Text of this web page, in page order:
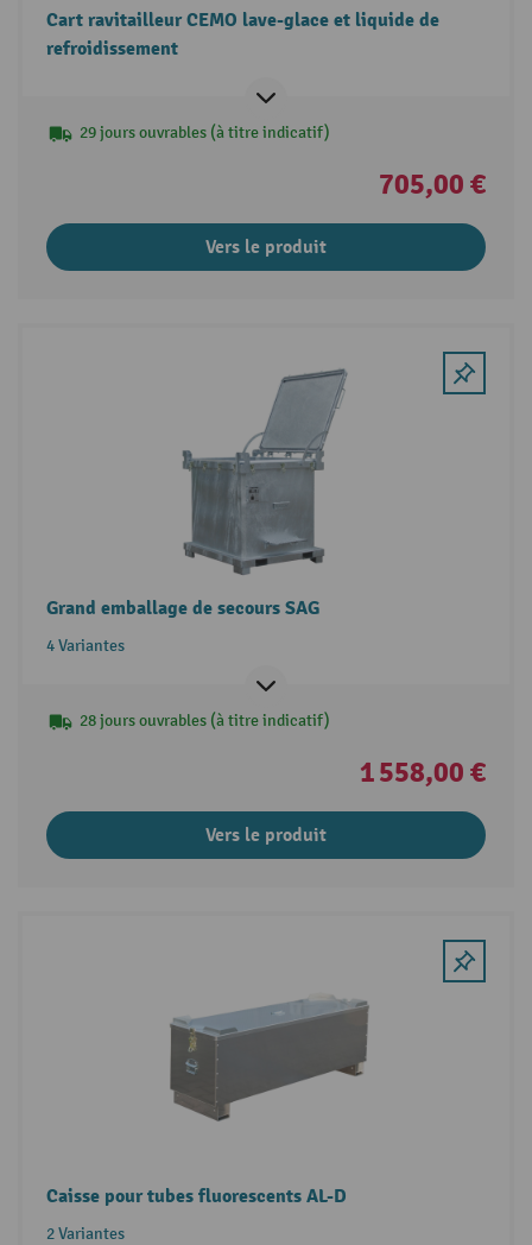
Cart ravitailleur CEMO lave-glace et liquide de
refroidissement
29 jours ouvrables (à titre indicatif)
705,00 €
Vers le produit
Grand emballage de secours SAG
4 Variantes
28 jours ouvrables (à titre indicatif)
1 558,00 €
Vers le produit
Caisse pour tubes fluorescents AL-D
2 Variantes